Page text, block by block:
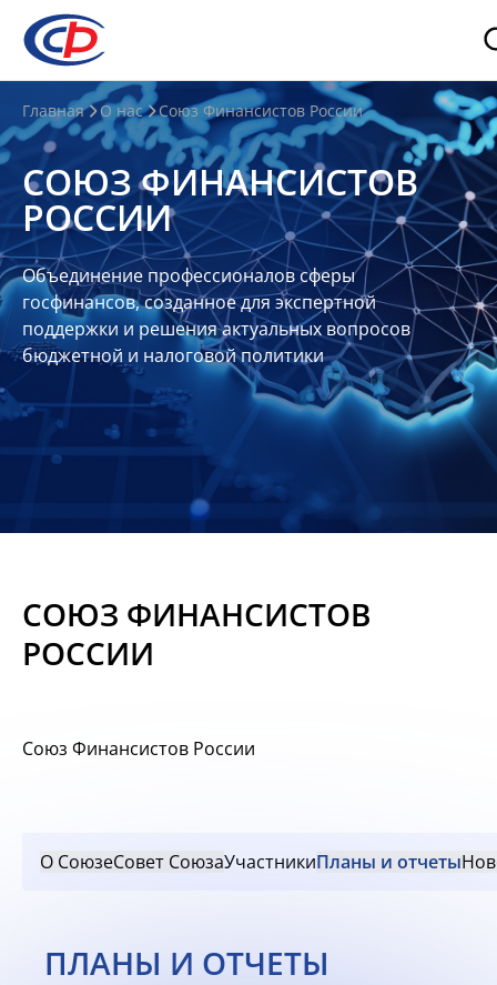
О
нас
О
СФР
Совет
Союза
Участники
Планы
отчеты
Контакты
Материалы
Главная О нас Союз Финансистов России
СОЮЗ ФИНАНСИСТОВ
РОССИИ
Объединение профессионалов сферы
госфинансов, созданное для экспертной
поддержки и решения актуальных вопросов
бюджетной и налоговой политики
СОЮЗ ФИНАНСИСТОВ
РОССИИ
Союз Финансистов России
О СоюзеСовет СоюзаУчастникиПланы и отчеты
ПЛАНЫ И ОТЧЕТЫ